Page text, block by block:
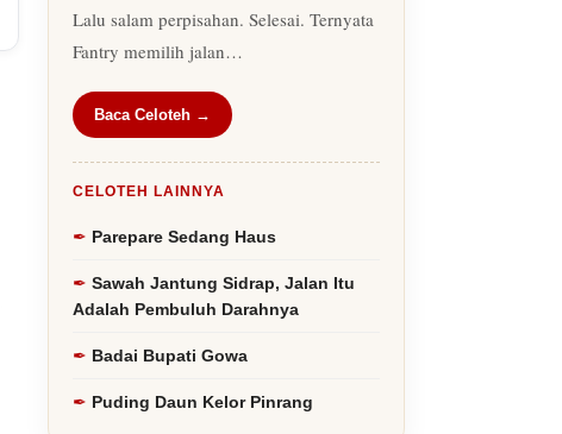
Lalu salam perpisahan. Selesai. Ternyata
Fantry memilih jalan…
Baca Celoteh →
CELOTEH LAINNYA
Parepare Sedang Haus
Sawah Jantung Sidrap, Jalan Itu
Adalah Pembuluh Darahnya
Badai Bupati Gowa
Puding Daun Kelor Pinrang